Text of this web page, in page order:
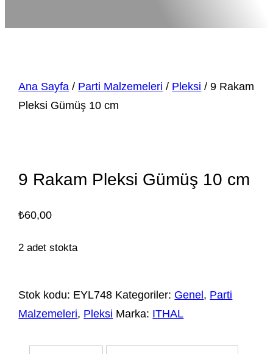
Ana Sayfa / Parti Malzemeleri / Pleksi / 9 Rakam
Pleksi Gümüş 10 cm
9 Rakam Pleksi Gümüş 10 cm
₺60,00
2 adet stokta
Stok kodu: EYL748 Kategoriler: Genel, Parti
Malzemeleri, Pleksi Marka: ITHAL